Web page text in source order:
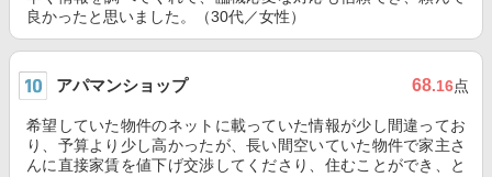
良かったと思いました。（30代／女性）
アパマンショップ 68.16点
希望していた物件のネットに載っていた情報が少し間違ってお
り、予算より少し高かったが、長い間空いていた物件で家主さ
んに直接家賃を値下げ交渉してくださり、住むことができ、と